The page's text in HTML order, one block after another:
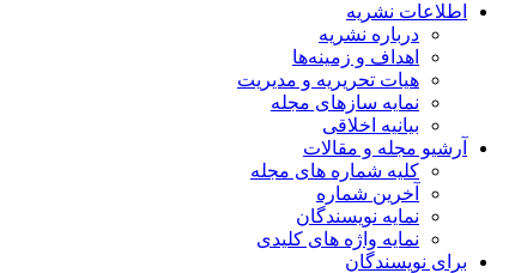
اطلاعات نشریه
درباره نشریه
اهداف و زمینه‌ها
هیات تحریریه و مدیریت
نمایه سازهای مجله
بیانیه اخلاقی
آرشیو مجله و مقالات
کلیه شماره های مجله
آخرین شماره
نمایه نویسندگان
نمایه واژه های کلیدی
برای نویسندگان